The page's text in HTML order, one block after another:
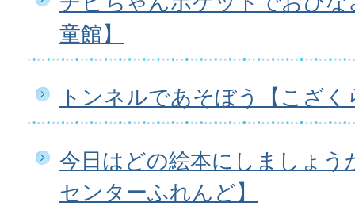
童館】
トンネルであそぼう【こざ
今日はどの絵本にしましょう
センターふれんど】